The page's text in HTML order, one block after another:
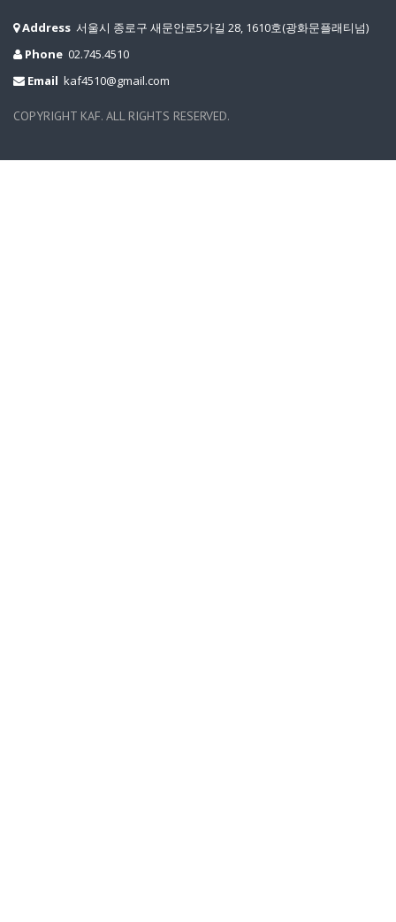
Address 서울시 종로구 새문안로5가길 28, 1610호(광화문플래티넘)
Phone 02.745.4510
Email kaf4510@gmail.com
COPYRIGHT KAF. ALL RIGHTS RESERVED.